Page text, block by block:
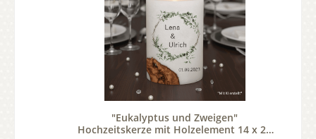
"Eukalyptus und Zweigen"
Hochzeitskerze mit Holzelement 14 x 21